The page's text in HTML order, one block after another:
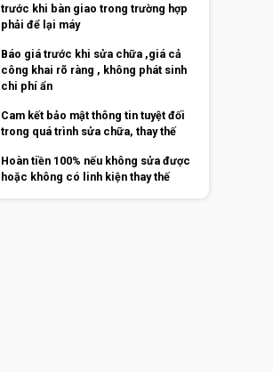
trước khi bàn giao trong trường hợp
phải để lại máy
Báo giá trước khi sửa chữa ,giá cả
công khai rõ ràng , không phát sinh
chi phí ẩn
Cam kết bảo mật thông tin tuyệt đối
trong quá trình sửa chữa, thay thế
Hoàn tiền 100% nếu không sửa được
hoặc không có linh kiện thay thế